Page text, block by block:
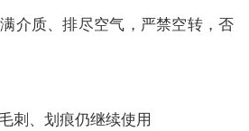
介质、排尽空气，严禁空转，否
刺、划痕仍继续使用